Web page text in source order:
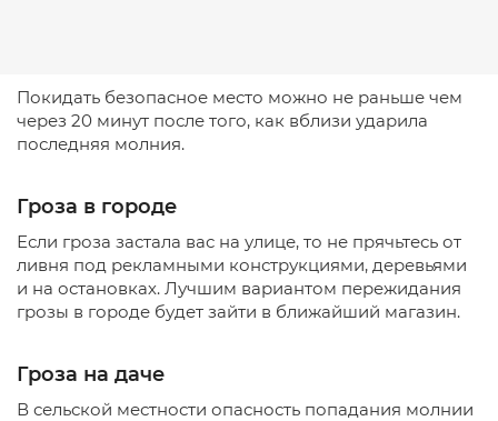
Покидать безопасное место можно не раньше чем
через 20 минут после того, как вблизи ударила
последняя молния.
Гроза в городе
Если гроза застала вас на улице, то не прячьтесь от
ливня под рекламными конструкциями, деревьями
и на остановках. Лучшим вариантом пережидания
грозы в городе будет зайти в ближайший магазин.
Гроза на даче
В сельской местности опасность попадания молнии